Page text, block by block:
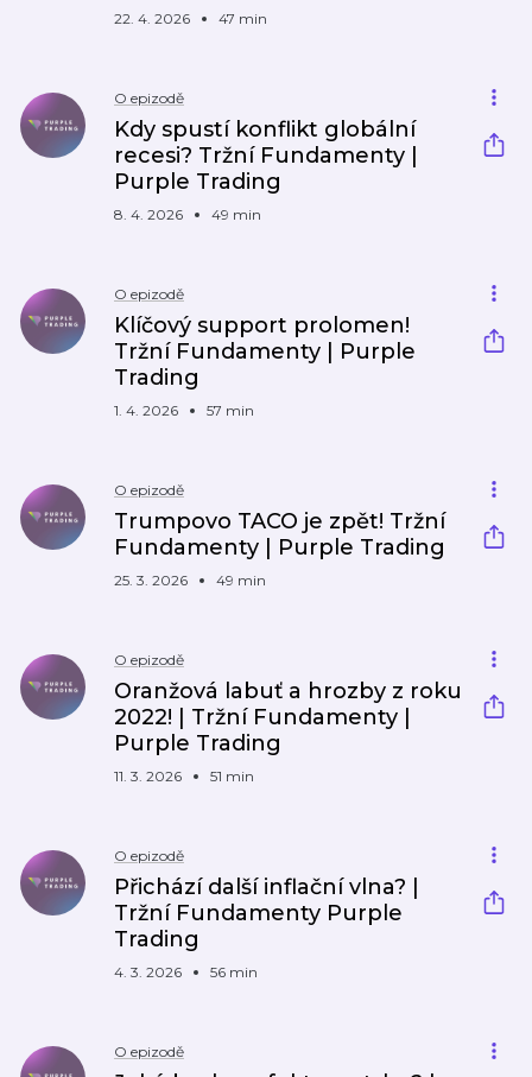
22. 4. 2026 47 min
O epizodě
Kdy spustí konflikt globální
recesi? Tržní Fundamenty |
Purple Trading
8. 4. 2026 49 min
O epizodě
Klíčový support prolomen!
Tržní Fundamenty | Purple
Trading
1. 4. 2026 57 min
O epizodě
Trumpovo TACO je zpět! Tržní
Fundamenty | Purple Trading
25. 3. 2026 49 min
O epizodě
Oranžová labuť a hrozby z roku
2022! | Tržní Fundamenty |
Purple Trading
11. 3. 2026 51 min
O epizodě
Přichází další inflační vlna? |
Tržní Fundamenty Purple
Trading
4. 3. 2026 56 min
O epizodě